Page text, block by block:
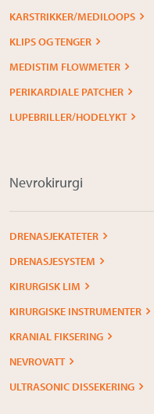
KARSTRIKKER/MEDILOOPS
KLIPS OG TENGER
MEDISTIM FLOWMETER
PERIKARDIALE PATCHER
LUPEBRILLER/HODELYKT
Nevrokirurgi
DRENASJEKATETER
DRENASJESYSTEM
KIRURGISK LIM
KIRURGISKE INSTRUMENTER
KRANIAL FIKSERING
NEVROVATT
ULTRASONIC DISSEKERING